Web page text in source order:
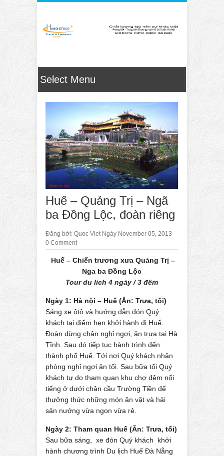
Huế – Quảng Trị – Ngã
ba Đồng Lộc, đoàn riêng
Đăng bởi: Quoc Viet Ngày November 05, 2013
0 Comment
Huế – Chiến trương xưa Quảng Trị –
Nga ba Đồng Lộc
Tour du lich 4 ngày / 3 đêm
Ngày 1: Hà nội – Huế (Ăn: Trưa, tối)
Sáng xe ôtô và hướng dẫn đón Quý
khách tại điểm hẹn khởi hành đi Huế.
Đoàn dừng chân nghỉ ngơi, ăn trưa tại Hà
Tĩnh. Sau đó tiếp tục hành trình đến
thành phố Huế. Tới nơi Quý khách nhận
phòng nghỉ ngơi ăn tối. Sau bữa tối Quý
khách tự do tham quan khu chợ đêm nổi
tiếng ở dưới chân cầu Trường Tiền để
thưởng thức những món ăn vặt và hải
sản nướng vừa ngon vừa rẻ.
Ngày 2: Tham quan Huế (Ăn: Trưa, tối)
Sau bữa sáng, xe đón Quý khách khởi
hành chương trình Du lịch Huế Đà Nẵng